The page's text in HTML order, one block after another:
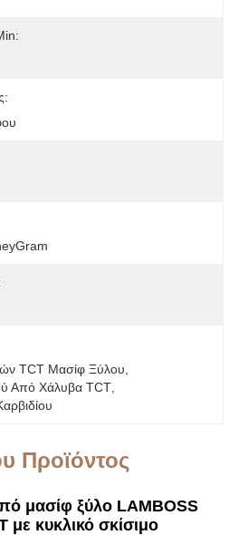
TCT Μασίφ Ξύλου
Από Χάλυβα TCT
Προϊόντος
μασίφ ξύλο LAMBOSS
κυκλικό σκίσιμο